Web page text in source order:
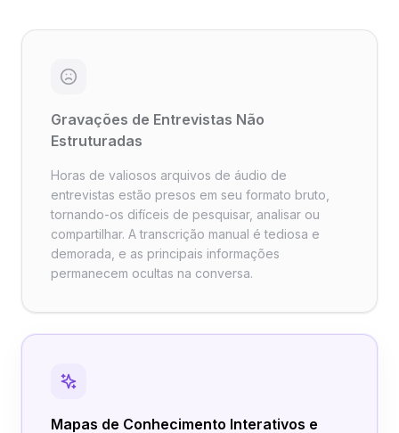
Gravações de Entrevistas Não
Estruturadas
Horas de valiosos arquivos de áudio de
entrevistas estão presos em seu formato bruto,
tornando-os difíceis de pesquisar, analisar ou
compartilhar. A transcrição manual é tediosa e
demorada, e as principais informações
permanecem ocultas na conversa.
Mapas de Conhecimento Interativos e